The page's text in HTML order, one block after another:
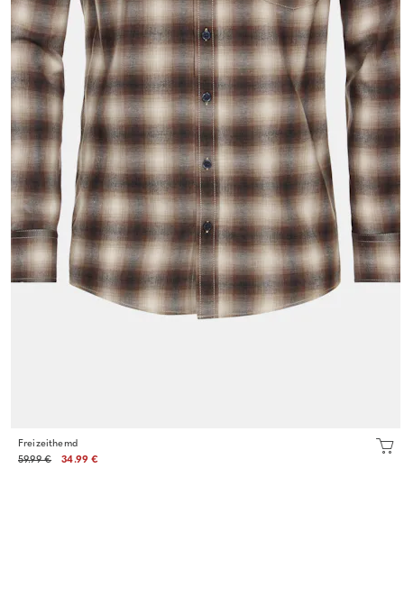
Freizeithemd
59.99 €
34.99 €